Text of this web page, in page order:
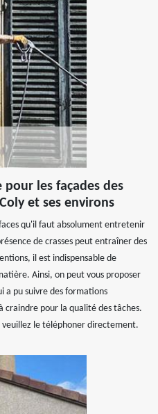
pour les façades des
et ses environs
qu'il faut absolument entretenir
de crasses peut entraîner des
il est indispensable de
Ainsi, on peut vous proposer
a pu suivre des formations
craindre pour la qualité des tâches.
le téléphoner directement.